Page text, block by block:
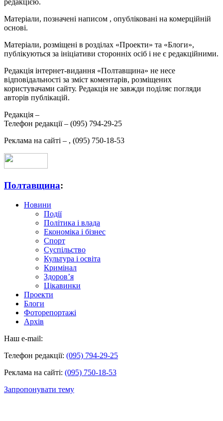
редакцією.
Матеріали, позначені написом , опубліковані на комерційній
основі.
Матеріали, розміщені в розділах «Проекти» та «Блоги»,
публікуються за ініціативи сторонніх осіб і не є редакційними.
Редакція інтернет-видання «Полтавщина» не несе
відповідальності за зміст коментарів, розміщених
користувачами сайту. Редакція не завжди поділяє погляди
авторів публікацій.
Редакція –
Телефон редакції – (095) 794-29-25
Реклама на сайті – , (095) 750-18-53
Полтавщина:
Новини
Події
Політика і влада
Економіка і бізнес
Спорт
Суспільство
Культура і освіта
Кримінал
Здоров’я
Цікавинки
Проекти
Блоги
Фоторепортажі
Архів
Наш e-mail:
Телефон редакції: (095) 794-29-25
Реклама на сайті: (095) 750-18-53
Запропонувати тему